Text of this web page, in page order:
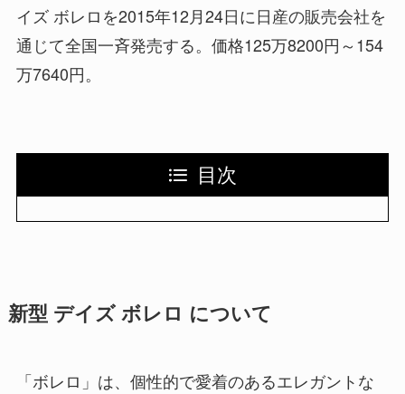
イズ ボレロを2015年12月24日に日産の販売会社を
通じて全国一斉発売する。価格125万8200円～154
万7640円。
目次
新型 デイズ ボレロ について
「ボレロ」は、個性的で愛着のあるエレガントな